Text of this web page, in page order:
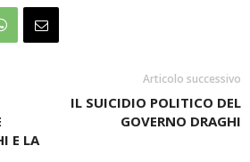
E LA
Articolo successivo
IL SUICIDIO POLITICO DEL
GOVERNO DRAGHI